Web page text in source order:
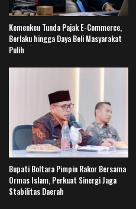
Kemenkeu Tunda Pajak E-Commerce,
Berlaku hingga Daya Beli Masyarakat
Pulih
Bupati Boltara Pimpin Rakor Bersama
Ormas Islam, Perkuat Sinergi Jaga
Stabilitas Daerah